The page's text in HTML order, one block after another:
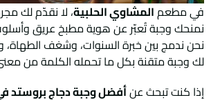
في مطعمالمشاوي الحلبية، لا نقدّم لك
نمنحك وجبة تُعبّر عن هوية مطبخ عريق
نحن ندمج بين خبرة السنوات، وشغف الطهاة،
لك وجبة متقنة بكل ما تحمله الكلمة من
إذا كنت تبحث عنأفضل وجبة دجاج بروستد في